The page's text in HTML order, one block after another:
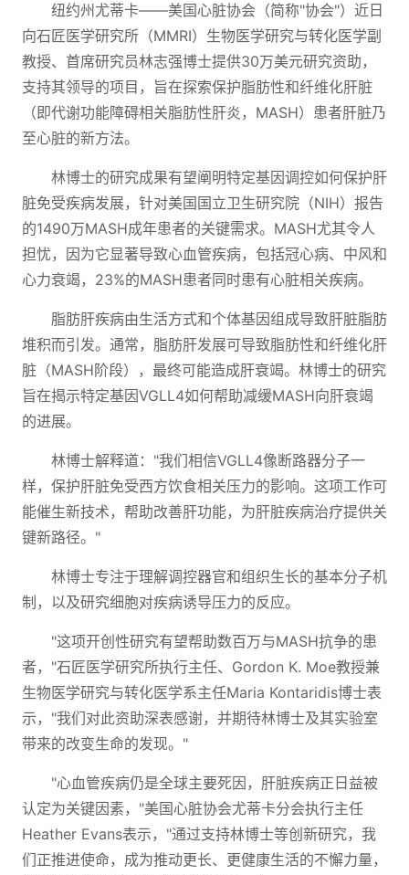
纽约州尤蒂卡——美国心脏协会（简称"协会"）近日
向石匠医学研究所（MMRI）生物医学研究与转化医学副
教授、首席研究员林志强博士提供30万美元研究资助，
支持其领导的项目，旨在探索保护脂肪性和纤维化肝脏
（即代谢功能障碍相关脂肪性肝炎，MASH）患者肝脏乃
至心脏的新方法。
林博士的研究成果有望阐明特定基因调控如何保护肝
脏免受疾病发展，针对美国国立卫生研究院（NIH）报告
的1490万MASH成年患者的关键需求。MASH尤其令人
担忧，因为它显著导致心血管疾病，包括冠心病、中风和
心力衰竭，23%的MASH患者同时患有心脏相关疾病。
脂肪肝疾病由生活方式和个体基因组成导致肝脏脂肪
堆积而引发。通常，脂肪肝发展可导致脂肪性和纤维化肝
脏（MASH阶段），最终可能造成肝衰竭。林博士的研究
旨在揭示特定基因VGLL4如何帮助减缓MASH向肝衰竭
的进展。
林博士解释道："我们相信VGLL4像断路器分子一
样，保护肝脏免受西方饮食相关压力的影响。这项工作可
能催生新技术，帮助改善肝功能，为肝脏疾病治疗提供关
键新路径。"
林博士专注于理解调控器官和组织生长的基本分子机
制，以及研究细胞对疾病诱导压力的反应。
"这项开创性研究有望帮助数百万与MASH抗争的患
者，"石匠医学研究所执行主任、Gordon K. Moe教授兼
生物医学研究与转化医学系主任Maria Kontaridis博士表
示，"我们对此资助深表感谢，并期待林博士及其实验室
带来的改变生命的发现。"
"心血管疾病仍是全球主要死因，肝脏疾病正日益被
认定为关键因素，"美国心脏协会尤蒂卡分会执行主任
Heather Evans表示，"通过支持林博士等创新研究，我
们正推进使命，成为推动更长、更健康生活的不懈力量，